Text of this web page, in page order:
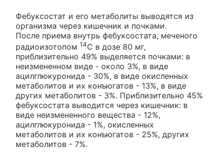
Фебуксостат и его метаболиты выводятся из
организма через кишечник и почками.
После приема внутрь фебуксостата, меченого
радиоизотопом 14С в дозе 80 мг,
приблизительно 49% выделяется почками: в
неизмененном виде - около 3%, в виде
ацилглюкуронида - 30%, в виде окисленных
метаболитов и их конъюгатов - 13%, в виде
других метаболитов - 3%. Приблизительно 45%
фебуксостата выводится через кишечник: в
виде неизмененного вещества - 12%,
ацилглюкуронида - 1%, окисленных
метаболитов и их конъюгатов - 25%, других
метаболитов - 7%.